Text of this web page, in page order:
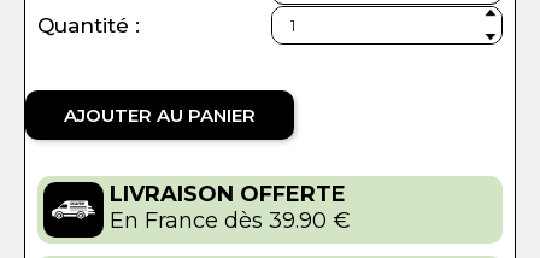
Quantité :
AJOUTER AU PANIER
LIVRAISON OFFERTE
En France dès 39.90 €